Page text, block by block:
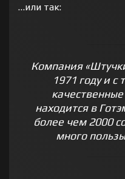
…или так:
Компания
1971 году и с
находится в
более чем 2000
много